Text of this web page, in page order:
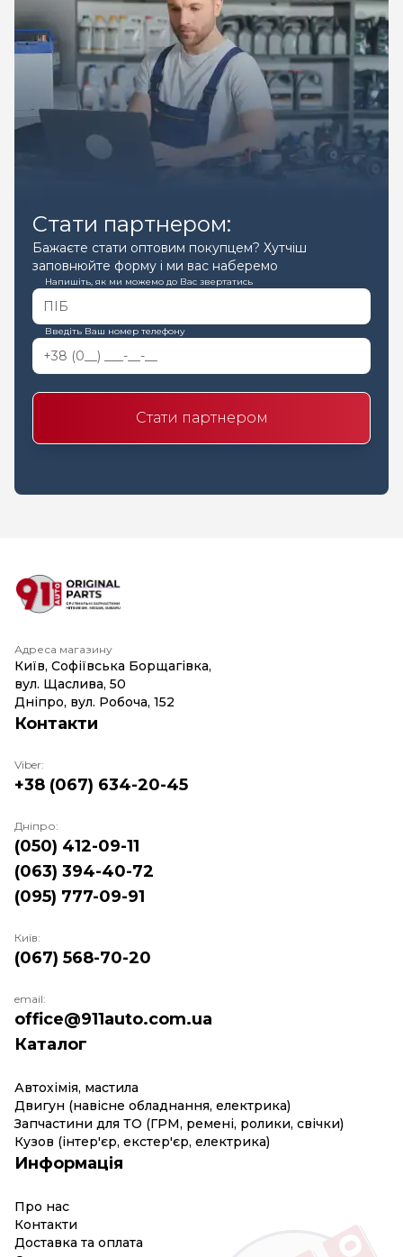
Стати партнером:
Бажаєте стати оптовим покупцем? Хутчіш
заповнюйте форму і ми вас наберемо
Напишіть, як ми можемо до Вас звертатись
Введіть Ваш номер телефону
Стати партнером
Адреса магазину
Київ, Софіївська Борщагівка,
вул. Щаслива, 50
Дніпро, вул. Робоча, 152
Каталог
Автохімія, мастила
Двигун (навісне обладнання, електрика)
Запчастини для ТО (ГРМ, ремені, ролики, свічки)
Кузов (інтер'єр, екстер'єр, електрика)
Информація
Про нас
Контакти
Доставка та оплата
Контакти
Viber:
+38 (067) 634-20-45
Дніпро:
(050) 412-09-11
(063) 394-40-72
(095) 777-09-91
Київ:
(067) 568-70-20
email:
office@911auto.com.ua